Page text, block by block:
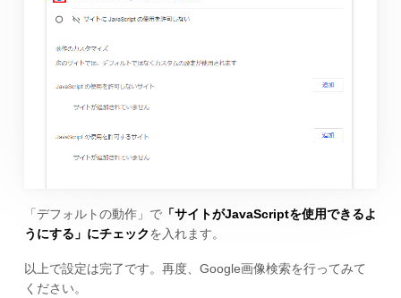
「デフォルトの動作」で「サイトがJavaScriptを使用できるよ
うにする」にチェックを入れます。
以上で設定は完了です。再度、Google画像検索を行ってみて
ください。